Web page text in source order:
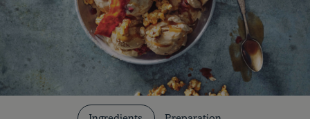
Our Recipes